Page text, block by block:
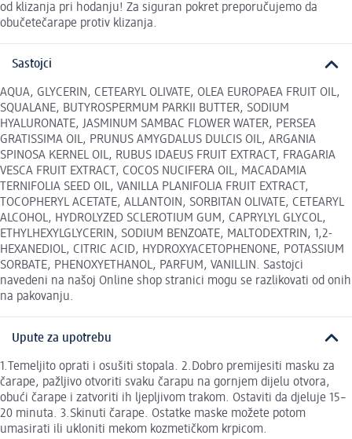
od klizanja pri hodanju! Za siguran pokret preporučujemo da
obučetečarape protiv klizanja.
Sastojci
AQUA, GLYCERIN, CETEARYL OLIVATE, OLEA EUROPAEA FRUIT OIL,
SQUALANE, BUTYROSPERMUM PARKII BUTTER, SODIUM
HYALURONATE, JASMINUM SAMBAC FLOWER WATER, PERSEA
GRATISSIMA OIL, PRUNUS AMYGDALUS DULCIS OIL, ARGANIA
SPINOSA KERNEL OIL, RUBUS IDAEUS FRUIT EXTRACT, FRAGARIA
VESCA FRUIT EXTRACT, COCOS NUCIFERA OIL, MACADAMIA
TERNIFOLIA SEED OIL, VANILLA PLANIFOLIA FRUIT EXTRACT,
TOCOPHERYL ACETATE, ALLANTOIN, SORBITAN OLIVATE, CETEARYL
ALCOHOL, HYDROLYZED SCLEROTIUM GUM, CAPRYLYL GLYCOL,
ETHYLHEXYLGLYCERIN, SODIUM BENZOATE, MALTODEXTRIN, 1,2-
HEXANEDIOL, CITRIC ACID, HYDROXYACETOPHENONE, POTASSIUM
SORBATE, PHENOXYETHANOL, PARFUM, VANILLIN. Sastojci
navedeni na našoj Online shop stranici mogu se razlikovati od onih
na pakovanju.
Upute za upotrebu
1.Temeljito oprati i osušiti stopala. 2.Dobro premijesiti masku za
čarape, pažljivo otvoriti svaku čarapu na gornjem dijelu otvora,
obući čarape i zatvoriti ih ljepljivom trakom. Ostaviti da djeluje 15–
20 minuta. 3.Skinuti čarape. Ostatke maske možete potom
umasirati ili ukloniti mekom kozmetičkom krpicom.